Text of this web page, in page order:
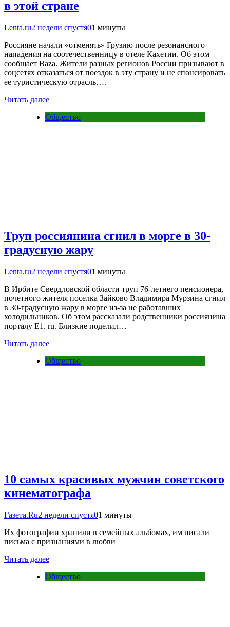
в этой стране
Lenta.ru2 недели спустя01 минуты
Россияне начали «отменять» Грузию после резонансного
нападения на соотечественницу в отеле Кахетии. Об этом
сообщает Baza. Жители разных регионов России призывают в
соцсетях отказаться от поездок в эту страну и не спонсировать
ее туристическую отрасль….
Читать далее
Общество
Труп россиянина сгнил в морге в 30-
градусную жару
Lenta.ru2 недели спустя01 минуты
В Ирбите Свердловской области труп 76-летнего пенсионера,
почетного жителя поселка Зайково Владимира Мурзина сгнил
в 30-градусную жару в морге из-за не работавших
холодильников. Об этом рассказали родственники россиянина
порталу Е1. ru. Близкие поделил…
Читать далее
Общество
10 самых красивых мужчин советского
кинематографа
Газета.Ru2 недели спустя01 минуты
Их фотографии хранили в семейных альбомах, им писали
письма с признаниями в любви
Читать далее
Общество